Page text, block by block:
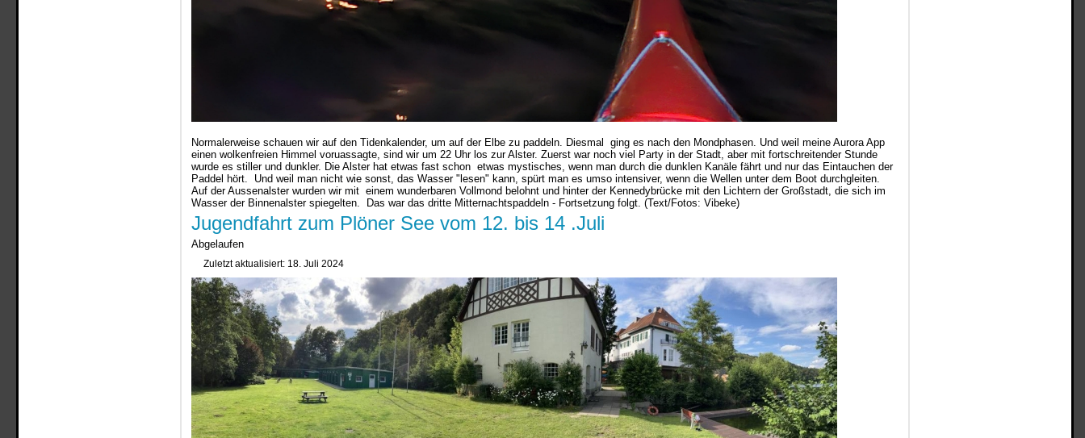
Normalerweise schauen wir auf den Tidenkalender, um auf der Elbe zu paddeln. Diesmal ging es nach den Mondphasen. Und weil meine Aurora App
einen wolkenfreien Himmel voruassagte, sind wir um 22 Uhr los zur Alster. Zuerst war noch viel Party in der Stadt, aber mit fortschreitender Stunde
wurde es stiller und dunkler. Die Alster hat etwas fast schon etwas mystisches, wenn man durch die dunklen Kanäle fährt und nur das Eintauchen der
Paddel hört. Und weil man nicht wie sonst, das Wasser "lesen" kann, spürt man es umso intensiver, wenn die Wellen unter dem Boot durchgleiten.
Auf der Aussenalster wurden wir mit einem wunderbaren Vollmond belohnt und hinter der Kennedybrücke mit den Lichtern der Großstadt, die sich im
Wasser der Binnenalster spiegelten. Das war das dritte Mitternachtspaddeln - Fortsetzung folgt. (Text/Fotos: Vibeke)
Jugendfahrt zum Plöner See vom 12. bis 14 .Juli
Abgelaufen
Zuletzt aktualisiert: 18. Juli 2024